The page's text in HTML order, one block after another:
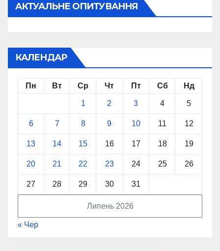
АКТУАЛЬНЕ ОПИТУВАННЯ
КАЛЕНДАР
Липень 2026
Пн Вт Ср Чт Пт Сб Нд
1 2 3 4 5
6 7 8 9 10 11 12
13 14 15 16 17 18 19
20 21 22 23 24 25 26
27 28 29 30 31
« Чер